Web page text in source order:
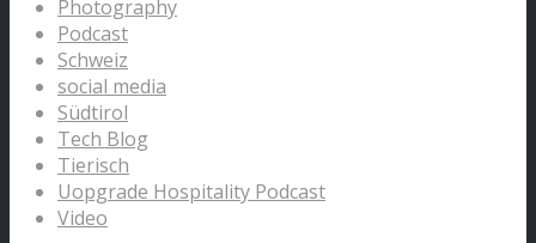
Photography
Podcast
Schweiz
social media
Südtirol
Tech Blog
Tierisch
Uopgrade Hospitality Podcast
Video